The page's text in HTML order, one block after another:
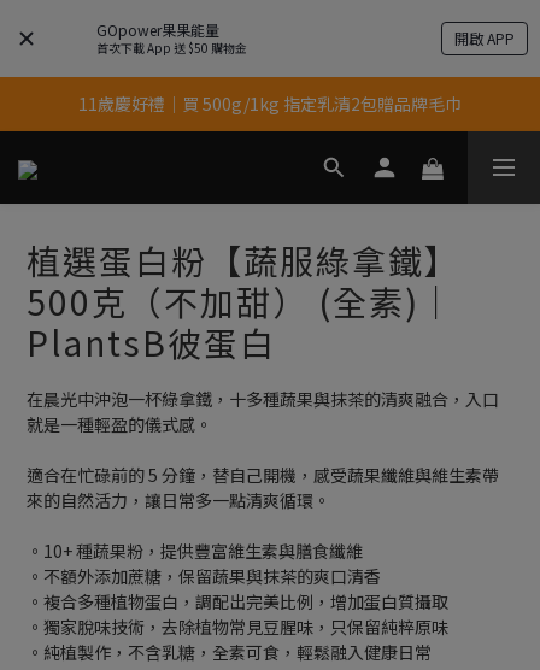
GOpower果果能量
首次下載 App 送 $50 購物金 開啟 APP
果果11歲慶｜App 下單享 5% 購物金回饋
結帳輸入優惠代碼【gopower】享全單95折優惠！
11歲慶好禮｜買 500g/1kg 指定乳清2包贈品牌毛巾
果果11歲慶｜App 下單享 5% 購物金回饋
植選蛋白粉【蔬服綠拿鐵】
500克（不加甜） (全素)｜
PlantsB彼蛋白
在晨光中沖泡一杯綠拿鐵，十多種蔬果與抹茶的清爽融合，入口
就是一種輕盈的儀式感。
適合在忙碌前的 5 分鐘，替自己開機，感受蔬果纖維與維生素帶
來的自然活力，讓日常多一點清爽循環。
。10+ 種蔬果粉，提供豐富維生素與膳食纖維
。不額外添加蔗糖，保留蔬果與抹茶的爽口清香
。複合多種植物蛋白，調配出完美比例，增加蛋白質攝取
。獨家脫味技術，去除植物常見豆腥味，只保留純粹原味
。純植製作，不含乳糖，全素可食，輕鬆融入健康日常